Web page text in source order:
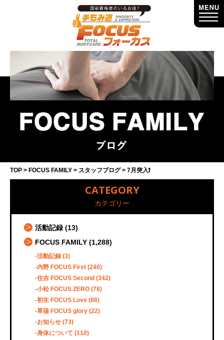
TOP FOCUS FAMILY スタッフブログ 7月突入❗️
CATEGORY
カテゴリー
活動記録 (13)
FOCUS FAMILY (1,288)
活動記録 (3)
内野 FOCUS First (240)
住吉 FOCUS Second (342)
小松 FOCUS ZERO (78)
初生 FOCUS Love (88)
草薙 FOCUS glory (22)
お知らせ (73)
身体について (110)